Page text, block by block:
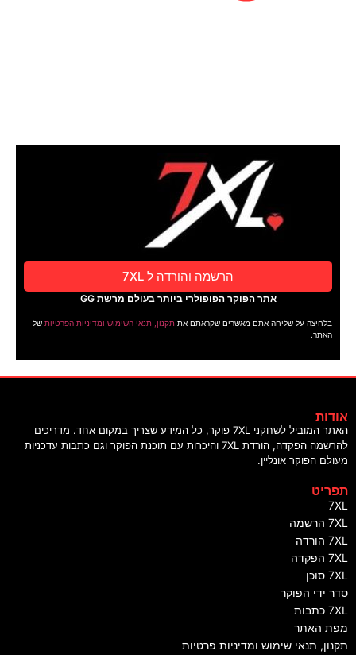
הרשמה והורדה ל 7XL
אתר הפוקר הפופולרי ביותר בעולם מרשת GG
בלחיצה על שליחה אתם מאשרים שקראתם את תקנון, תנאי השימוש ומדיניות הפרטיות של
האתר.
אודות
האתר המוביל לשחקני 7XL פוקר, כל המידע שצריך במקום אחד. מדריכים
להרשמה הפקדה, הורדת 7XL והיכרות עם תוכנת הפוקר וגם כתבות עדכניות
מעולם הפוקר אונליין.
תפריט
7XL
7XL הרשמה
7XL הורדה
7XL הפקדה
7XL סוכן
סדר ידי הפוקר
7XL כתבות
מפת האתר
תקנון, תנאי שימוש ומדיניות פרטיות